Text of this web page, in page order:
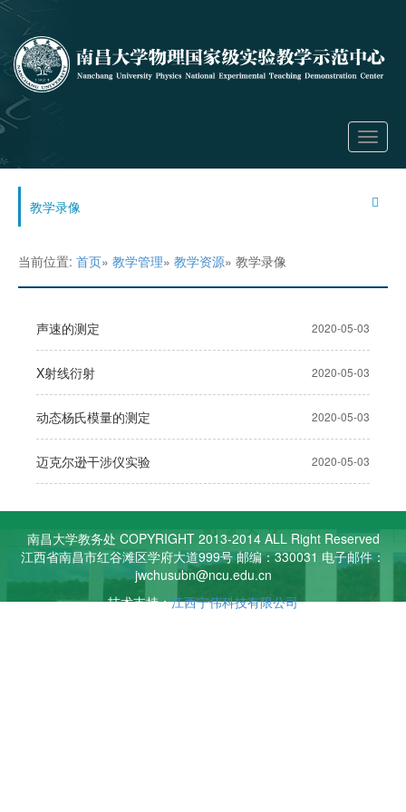
Toggle
教学录像
当前位置: 首页» 教学管理» 教学资源» 教学录像
2020-05-03
声速的测定
2020-05-03
X射线衍射
2020-05-03
动态杨氏模量的测定
2020-05-03
迈克尔逊干涉仪实验
南昌大学教务处 COPYRIGHT 2013-2014 ALL Right Reserved
江西省南昌市红谷滩区学府大道999号 邮编：330031 电子邮件：
jwchusubn@ncu.edu.cn
技术支持：江西宁伟科技有限公司